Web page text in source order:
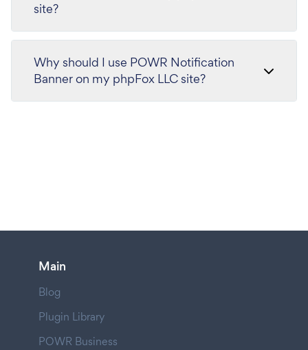
site?
Why should I use POWR Notification
Banner on my phpFox LLC site?
Main
Blog
Plugin Library
POWR Business